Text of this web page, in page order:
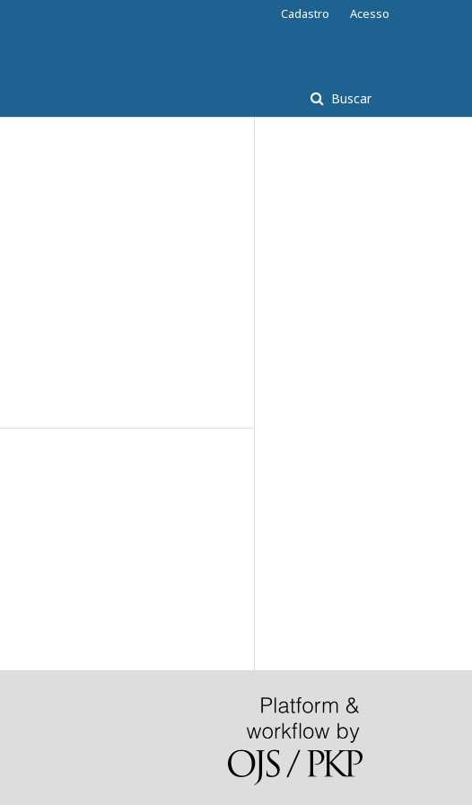
Buscar
Cadastro Acesso